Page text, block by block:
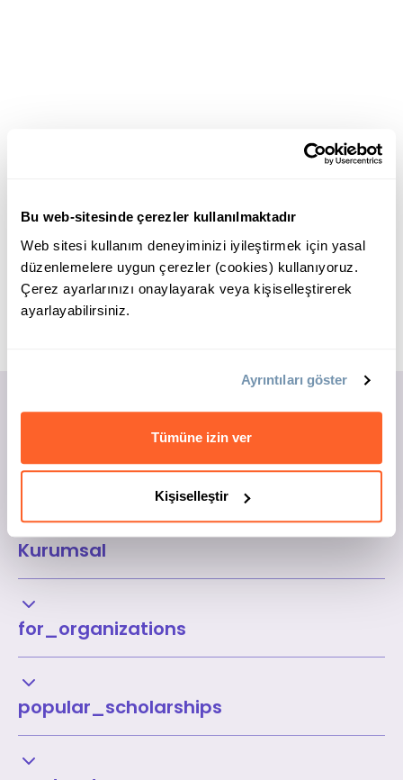
Bu web-sitesinde çerezler kullanılmaktadır
Web sitesi kullanım deneyiminizi iyileştirmek için yasal
düzenlemelere uygun çerezler (cookies) kullanıyoruz.
Çerez ayarlarınızı onaylayarak veya kişiselleştirerek
ayarlayabilirsiniz.
Ayrıntıları göster
Tümüne izin ver
Kişiselleştir
Kurumsal
for_organizations
popular_scholarships